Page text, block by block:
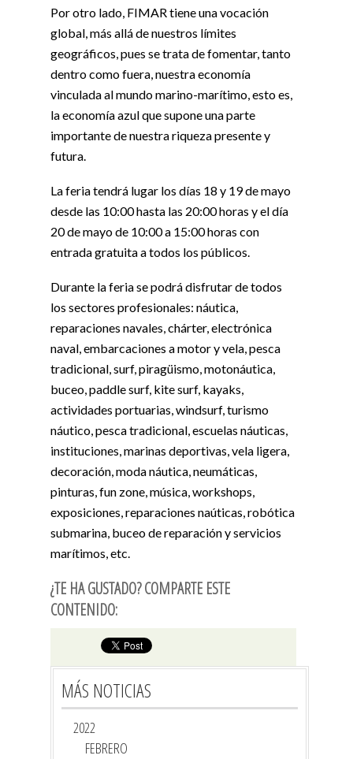
Por otro lado, FIMAR tiene una vocación
global, más allá de nuestros límites
geográficos, pues se trata de fomentar, tanto
dentro como fuera, nuestra economía
vinculada al mundo marino-marítimo, esto es,
la economía azul que supone una parte
importante de nuestra riqueza presente y
futura.
La feria tendrá lugar los días 18 y 19 de mayo
desde las 10:00 hasta las 20:00 horas y el día
20 de mayo de 10:00 a 15:00 horas con
entrada gratuita a todos los públicos.
Durante la feria se podrá disfrutar de todos
los sectores profesionales: náutica,
reparaciones navales, chárter, electrónica
naval, embarcaciones a motor y vela, pesca
tradicional, surf, piragüismo, motonáutica,
buceo, paddle surf, kite surf, kayaks,
actividades portuarias, windsurf, turismo
náutico, pesca tradicional, escuelas náuticas,
instituciones, marinas deportivas, vela ligera,
decoración, moda náutica, neumáticas,
pinturas, fun zone, música, workshops,
exposiciones, reparaciones naúticas, robótica
submarina, buceo de reparación y servicios
marítimos, etc.
¿TE HA GUSTADO? COMPARTE ESTE
CONTENIDO:
MÁS NOTICIAS
2022
FEBRERO